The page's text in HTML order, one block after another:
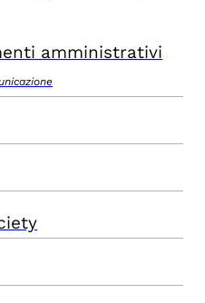
amministrativi